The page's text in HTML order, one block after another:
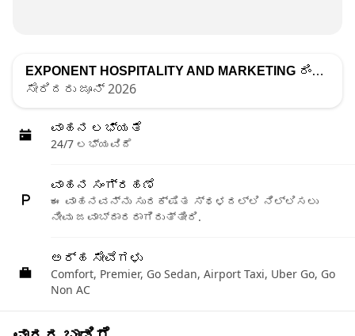
EXPONENT HOSPITALITY AND MARKETING ರಿಂದ ಪಟ್ಟಿ ಮಾಡಲಾಗಿದೆ
ಸೇರಿದರು ಜೂನ್ 2026
ವಾಹನ ಲಭ್ಯತೆ
24/7 ಲಭ್ಯವಿದೆ
ವಾಹನ ಸಂಗ್ರಹಣೆ
ಈ ವಾಹನವನ್ನು ಸುರಕ್ಷಿತ ಸ್ಥಳದಲ್ಲಿ ನಿಲ್ಲಿಸಲು
ನೀವು ಜವಾಬ್ದಾರರಾಗಿರುತ್ತೀರಿ.
ಅರ್ಹ ಸೇವೆಗಳು
Comfort, Premier, Go Sedan, Airport Taxi, Uber Go, Go
Non AC